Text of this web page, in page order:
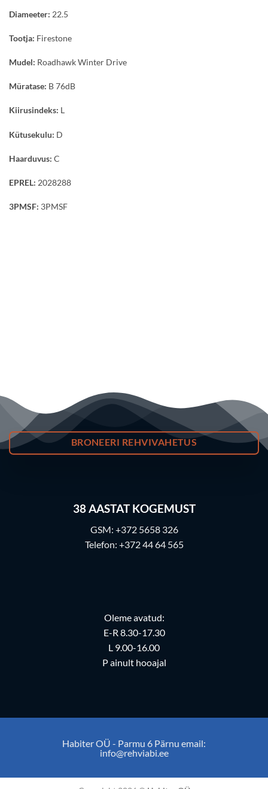
Diameeter: 22.5
Tootja: Firestone
Mudel: Roadhawk Winter Drive
Müratase: B 76dB
Kiirusindeks: L
Kütusekulu: D
Haarduvus: C
EPREL: 2028288
3PMSF: 3PMSF
BRONEERI REHVIVAHETUS
38AASTAT KOGEMUST
GSM: +372 5658 326
Telefon: +372 44 64 565
Oleme avatud:
E-R 8.30-17.30
L 9.00-16.00
P ainult hooajal
Habiter OÜ - Parmu 6 Pärnu email:
info@rehviabi.ee